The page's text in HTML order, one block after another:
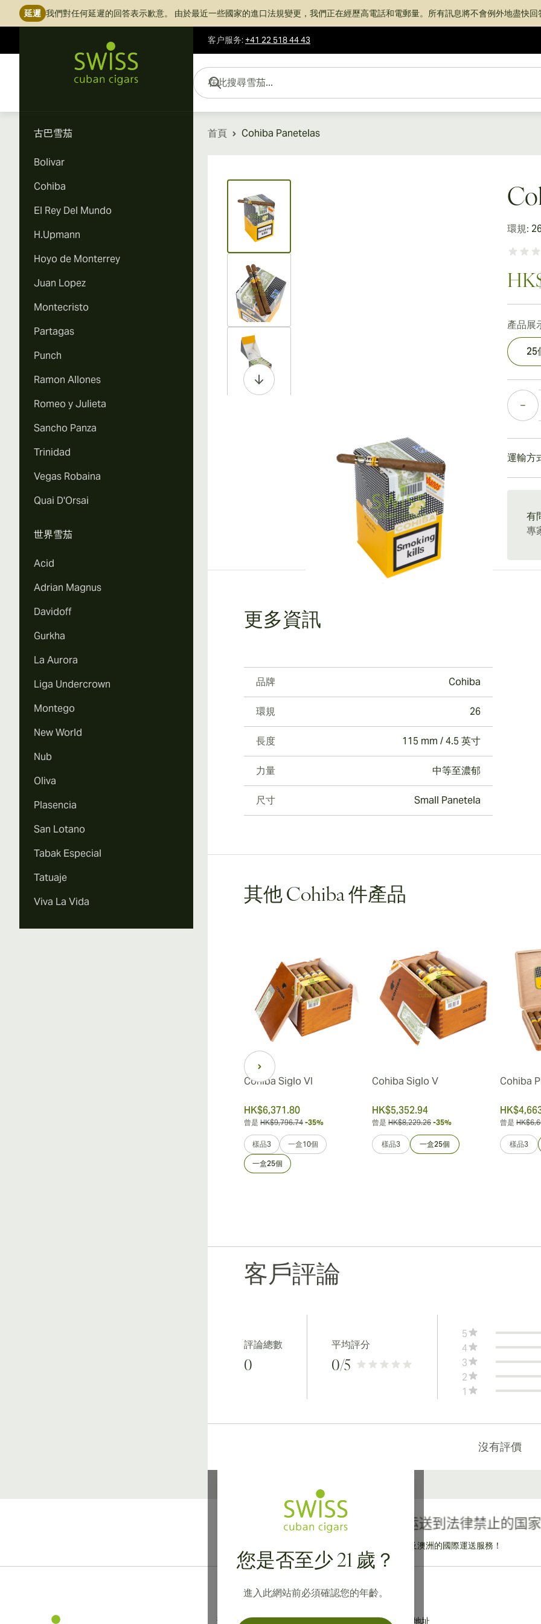
延遲 我們對任何延遲的回答表示歉意。 由於最近一些國家的進口法規變更，我們正在經歷高電話和電郵量。所有訊息將不會例外地盡快回
客户服务:+41 22 518 44 43
在此搜尋雪茄...
古巴雪茄
Bolivar
Cohiba
El Rey Del Mundo
H.Upmann
Hoyo de Monterrey
Juan Lopez
Montecristo
Partagas
Punch
Ramon Allones
Romeo y Julieta
Sancho Panza
Trinidad
Vegas Robaina
Quai D'Orsai
世界雪茄
Acid
Adrian Magnus
Davidoff
Gurkha
La Aurora
Liga Undercrown
Montego
New World
Nub
Oliva
Plasencia
San Lotano
Tabak Especial
Tatuaje
Viva La Vida
首頁 Cohiba Panetelas
View larger image
環規:
產品展
25
數量
運輸方
有
專
更多資訊
品牌 Cohiba
環規 26
長度 115 mm / 4.5 英寸
力量 中等至濃郁
尺寸 Small Panetela
其他 Cohiba 件產品
Cohiba Siglo VI
HK$6,371.80
曾是 HK$9,796.74 -35%
樣品3 一盒10個
一盒25個
Cohiba Siglo V
HK$5,352.94
曾是 HK$8,229.26 -35%
樣品3 一盒25個
Cohiba
曾是
樣品3
客戶評論
評論總數
0
平均評分
0/5
5
4
3
2
1
沒有評價
您是否至少 21 歲？
進入此網站前必須確認您的年齡。
提供寄往加拿大、英國及澳洲的國際運送服務！
地址
資訊